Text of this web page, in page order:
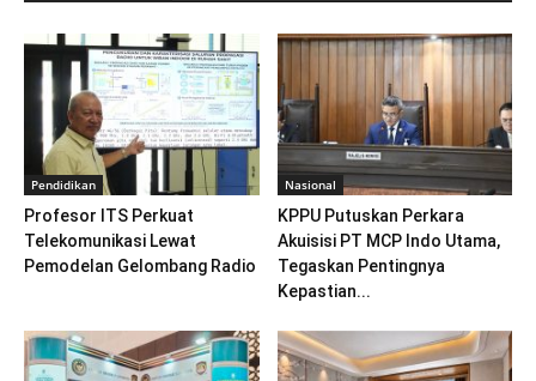
Pendidikan
Profesor ITS Perkuat
Telekomunikasi Lewat
Pemodelan Gelombang Radio
Nasional
KPPU Putuskan Perkara
Akuisisi PT MCP Indo Utama,
Tegaskan Pentingnya
Kepastian...